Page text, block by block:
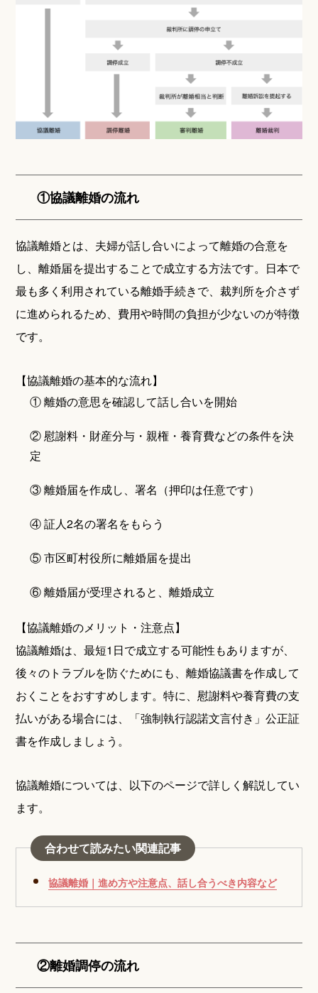
①協議離婚の流れ
協議離婚とは、夫婦が話し合いによって離婚の合意を
し、離婚届を提出することで成立する方法です。日本で
最も多く利用されている離婚手続きで、裁判所を介さず
に進められるため、費用や時間の負担が少ないのが特徴
です。
【協議離婚の基本的な流れ】
① 離婚の意思を確認して話し合いを開始
② 慰謝料・財産分与・親権・養育費などの条件を決
定
③ 離婚届を作成し、署名（押印は任意です）
④ 証人2名の署名をもらう
⑤ 市区町村役所に離婚届を提出
⑥ 離婚届が受理されると、離婚成立
【協議離婚のメリット・注意点】
協議離婚は、最短1日で成立する可能性もありますが、
後々のトラブルを防ぐためにも、離婚協議書を作成して
おくことをおすすめします。特に、慰謝料や養育費の支
払いがある場合には、「強制執行認諾文言付き」公正証
書を作成しましょう。
協議離婚については、以下のページで詳しく解説してい
ます。
合わせて読みたい関連記事
協議離婚｜進め方や注意点、話し合うべき内容など
②離婚調停の流れ